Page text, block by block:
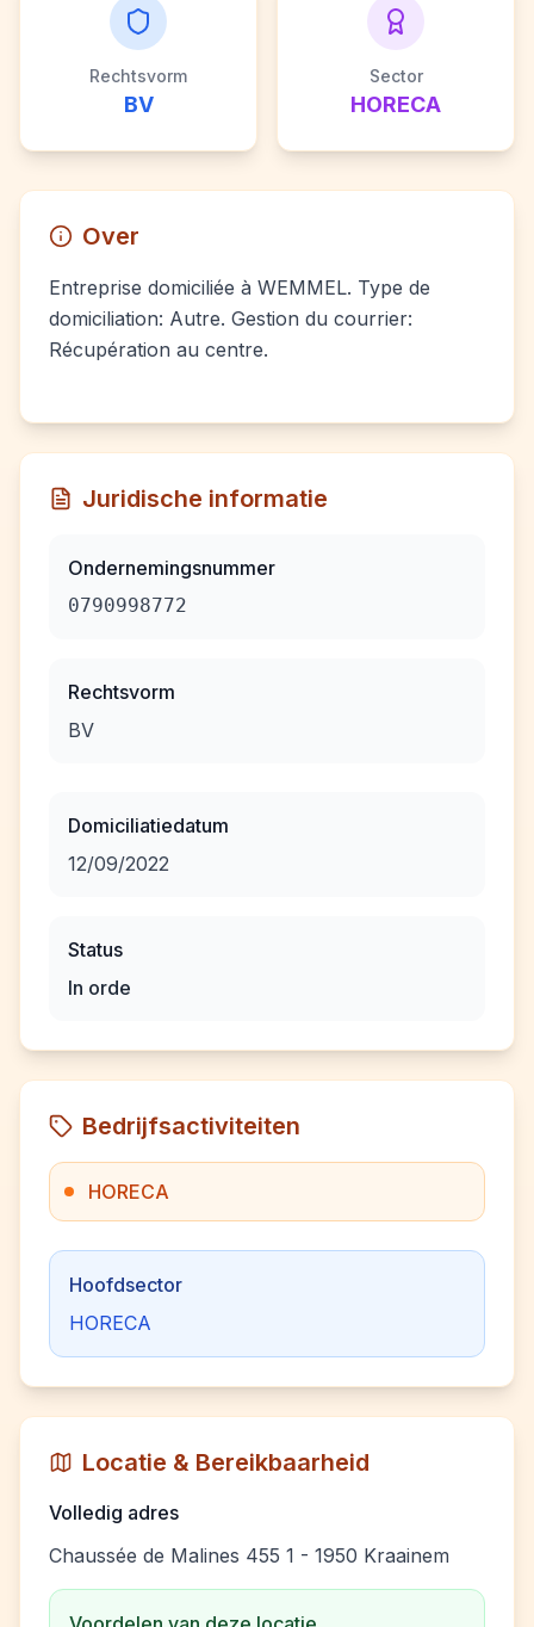
Rechtsvorm
BV
Sector
HORECA
Over
Entreprise domiciliée à WEMMEL. Type de
domiciliation: Autre. Gestion du courrier:
Récupération au centre.
Juridische informatie
Ondernemingsnummer
0790998772
Rechtsvorm
BV
Domiciliatiedatum
12/09/2022
Status
In orde
Bedrijfsactiviteiten
HORECA
Hoofdsector
HORECA
Locatie & Bereikbaarheid
Volledig adres
Chaussée de Malines 455 1 - 1950 Kraainem